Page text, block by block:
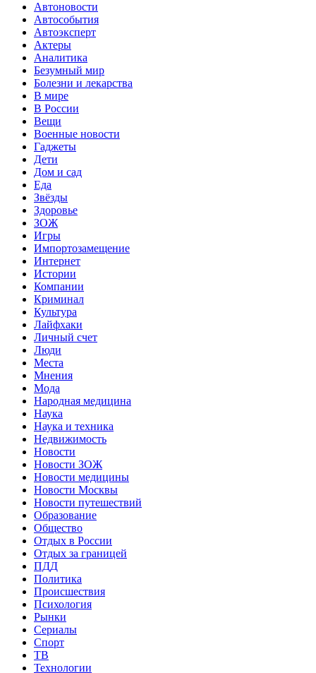
Автоновости
Автособытия
Автоэксперт
Актеры
Аналитика
Безумный мир
Болезни и лекарства
В мире
В России
Вещи
Военные новости
Гаджеты
Дети
Дом и сад
Еда
Звёзды
Здоровье
ЗОЖ
Игры
Импортозамещение
Интернет
Истории
Компании
Криминал
Культура
Лайфхаки
Личный счет
Люди
Места
Мнения
Мода
Народная медицина
Наука
Наука и техника
Недвижимость
Новости
Новости ЗОЖ
Новости медицины
Новости Москвы
Новости путешествий
Образование
Общество
Отдых в России
Отдых за границей
ПДД
Политика
Происшествия
Психология
Рынки
Сериалы
Спорт
ТВ
Технологии